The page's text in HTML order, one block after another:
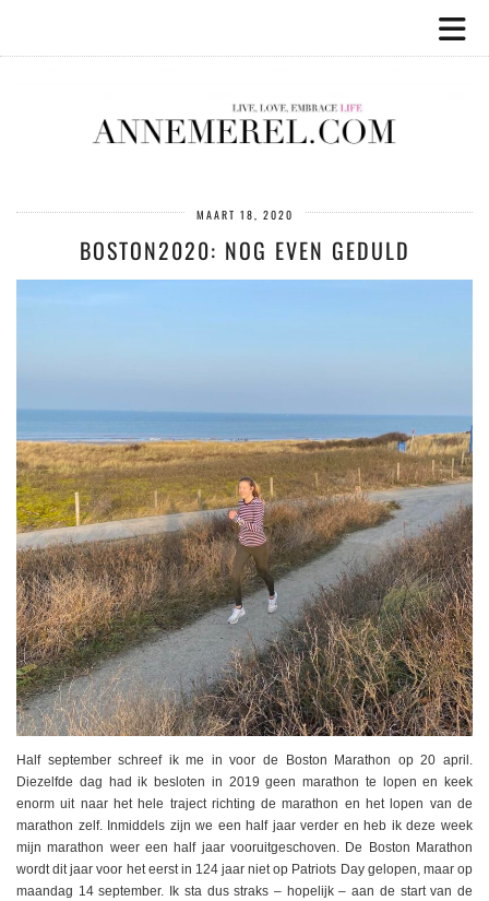
MAART 18, 2020
BOSTON2020: NOG EVEN GEDULD
Half september schreef ik me in voor de Boston Marathon op 20 april.
Diezelfde dag had ik besloten in 2019 geen marathon te lopen en keek
enorm uit naar het hele traject richting de marathon en het lopen van de
marathon zelf. Inmiddels zijn we een half jaar verder en heb ik deze week
mijn marathon weer een half jaar vooruitgeschoven. De Boston Marathon
wordt dit jaar voor het eerst in 124 jaar niet op Patriots Day gelopen, maar op
maandag 14 september. Ik sta dus straks – hopelijk – aan de start van de